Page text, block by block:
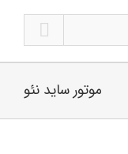
موتور ساید نئو